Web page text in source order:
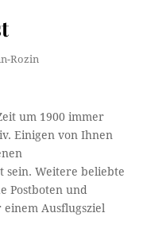
Rozin
um 1900 immer
Einigen von Ihnen
sein. Weitere beliebte
Postboten und
Ausflugsziel